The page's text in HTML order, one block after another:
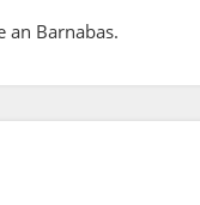
an Barnabas.